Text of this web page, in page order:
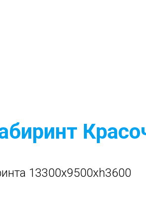
13300x9500xh3600